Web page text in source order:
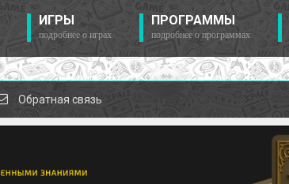
ИГРЫ
подробнее о играх
ПРОГРАММЫ
подробнее о программах
Обратная связь